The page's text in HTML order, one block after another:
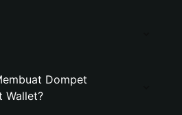
Dompet
Wallet?